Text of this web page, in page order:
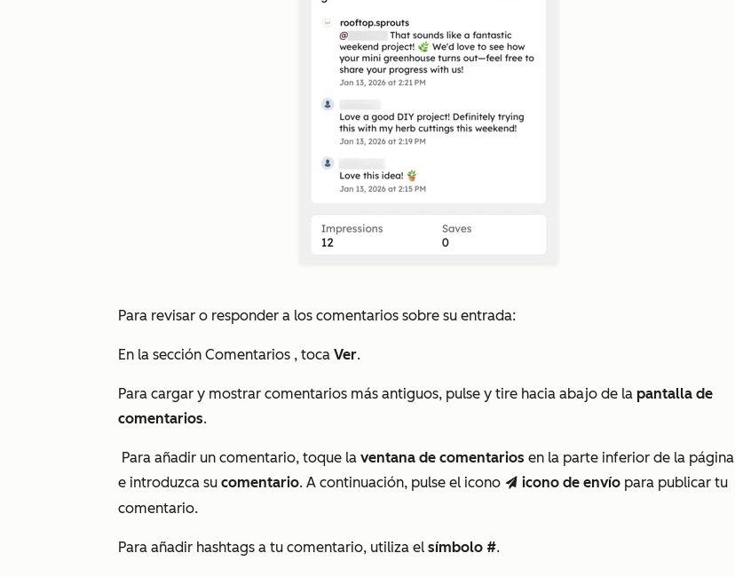
Para revisar o responder a los comentarios sobre su entrada:
En la sección Comentarios , toca Ver.
Para cargar y mostrar comentarios más antiguos, pulse y tire hacia abajo de la pantalla de
comentarios.
Para añadir un comentario, toque la ventana de comentarios en la parte inferior de la página
e introduzca su comentario. A continuación, pulse el icono send icono de envío para publicar tu
comentario.
Para añadir hashtags a tu comentario, utiliza el símbolo #.